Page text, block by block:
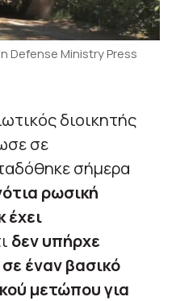
Defense Ministry Press
διοικητής
σε
σήμερα
ρωσική
έχει
δεν υπήρχε
έναν βασικό
μετώπου για